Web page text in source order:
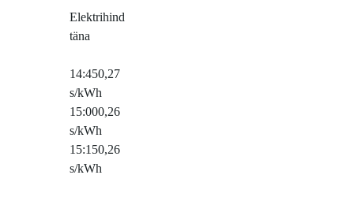
Elektrihind
täna
14:450,27
s/kWh
15:000,26
s/kWh
15:150,26
s/kWh